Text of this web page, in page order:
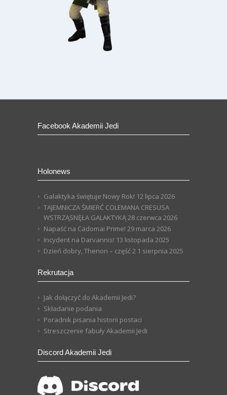
Facebook Akademii Jedi
Holonews
Galaktyka świętuje Nowy Rok! 12 lipca 2026
TAJEMNICZA ŚMIERĆ COLEMANA CRESUSA
WSTRZĄSNĘŁA GALAKTYKĄ28 czerwca 2026
Napaść na Cadomai Prime! 29 marca 2026
Incydent na Darvannis! 13 listopada 2025
Dzień dobry, Thenon – część 2 1 sierpnia 2025
Rekrutacja
Jak dołączyć do Akademii Jedi?
Składanie podania
Poradnik pisania historii postaci
Streszczenie fabuły Akademii Jedi
Discord Akademii Jedi